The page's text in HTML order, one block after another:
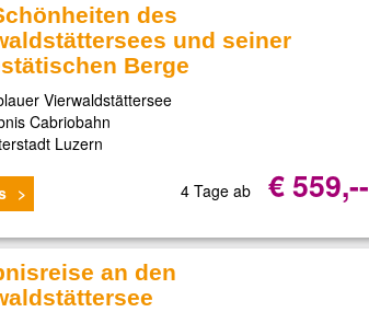
des
und seiner
Berge
Vierwaldstättersee
Cabriobahn
Luzern
4 Tage ab € 559,--
an den